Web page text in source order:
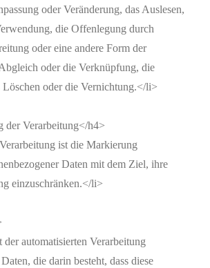
oder Veränderung, das Auslesen,
die Offenlegung durch
oder eine andere Form der
oder die Verknüpfung, die
Löschen oder die Vernichtung.</li>
der Verarbeitung</h4>
ist die Markierung
Daten mit dem Ziel, ihre
einzuschränken.</li>
automatisierten Verarbeitung
die darin besteht, dass diese